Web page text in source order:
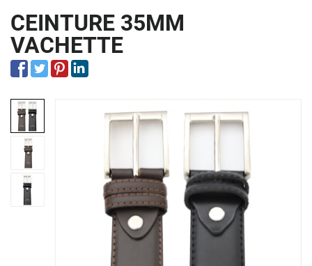
CEINTURE 35MM
VACHETTE